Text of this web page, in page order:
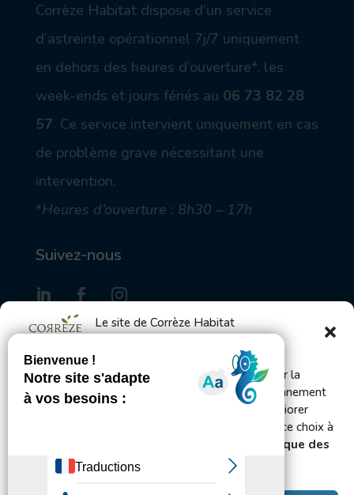
Le site de Corrèze Habitat
Bienvenue ! Ce site utilise des cookies pour mesurer la
fréquentation du site afin d’en améliorer le fonctionnement
et l’administration et, avec votre accord, pour améliorer
votre expérience utilisateur. Vous pouvez changer ce choix à
Politique des
cookies et de confidentialité.
on
_a
ic
Corrèze Habitat dispose d’un service
d’astreinte opérationnel 7j/7 uniquement
en dehors des heures d’ouverture*, les
week-ends et jours fériés au 06 73 82 28
57. Ce service intervient uniquement en cas
de problème grave nécessitant une
intervention.
*Heures d’ouverture : 8h30 – 17h
Suivez-nous
S'inscrire à la Gazette des locataires